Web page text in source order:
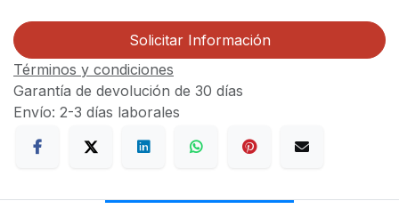
Solicitar Información
Términos y condiciones
Garantía de devolución de 30 días
Envío: 2-3 días laborales